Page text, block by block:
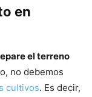
en
el terreno
no debemos
cultivos. Es decir,